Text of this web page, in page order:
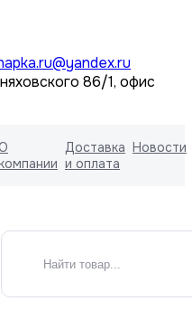
86/1, офис
Доставка
и оплата
Новости